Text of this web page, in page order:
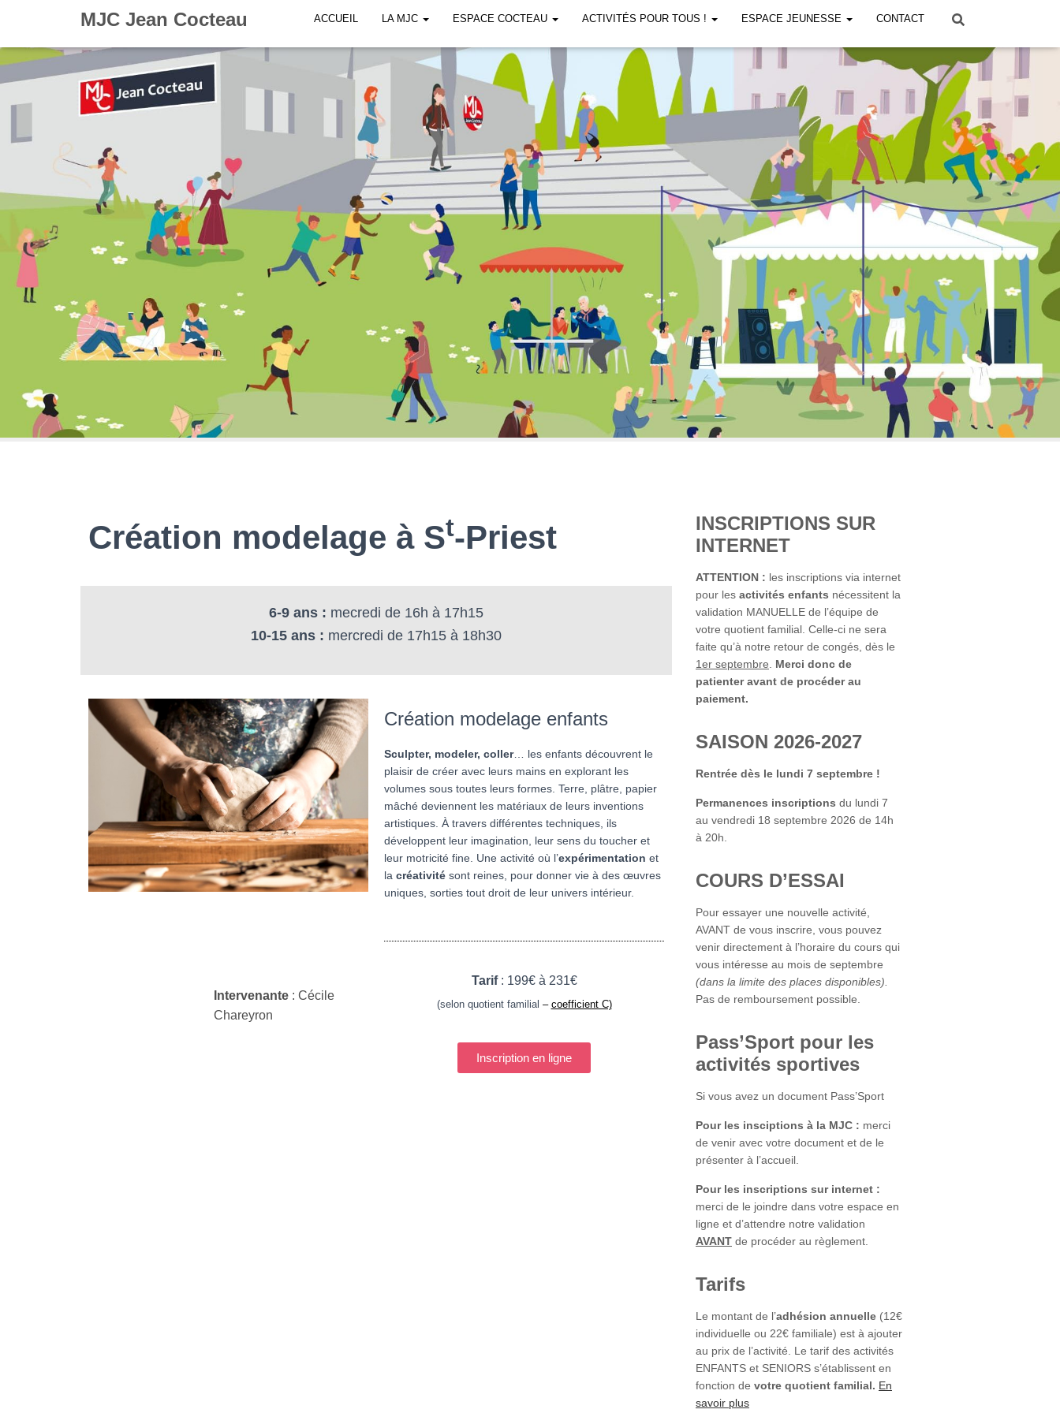
MJC Jean Cocteau ACCUEIL LA MJC ESPACE COCTEAU ACTIVITÉS POUR TOUS ! ESPACE JEUNESSE CONTACT
Création modelage à St-Priest
6-9 ans : mecredi de 16h à 17h15
10-15 ans : mercredi de 17h15 à 18h30
Création modelage enfants
Sculpter, modeler, coller… les enfants découvrent le
plaisir de créer avec leurs mains en explorant les
volumes sous toutes leurs formes. Terre, plâtre, papier
mâché deviennent les matériaux de leurs inventions
artistiques. À travers différentes techniques, ils
développent leur imagination, leur sens du toucher et
leur motricité fine. Une activité où l’expérimentation et
la créativité sont reines, pour donner vie à des œuvres
uniques, sorties tout droit de leur univers intérieur.
Intervenante: Cécile
Chareyron
Tarif: 199€ à 231€
(selon quotient familial – coefficient C)
Inscription en ligne
INSCRIPTIONS SUR
INTERNET
ATTENTION : les inscriptions via internet
pour les activités enfants nécessitent la
validation MANUELLE de l’équipe de
votre quotient familial. Celle-ci ne sera
faite qu’à notre retour de congés, dès le
1er septembre
Merci donc de
patienter avant de procéder au
paiement.
SAISON 2026-2027
Rentrée dès le lundi 7 septembre !
Permanences inscriptions du lundi 7
au vendredi 18 septembre 2026 de 14h
à 20h.
COURS D’ESSAI
Pour essayer une nouvelle activité,
AVANT de vous inscrire, vous pouvez
venir directement à l’horaire du cours qui
vous intéresse au mois de septembre
(dans la limite des places disponibles).
Pas de remboursement possible.
Pass’Sport pour les
activités sportives
Si vous avez un document Pass’Sport
Pour les insciptions à la MJC : merci
de venir avec votre document et de le
présenter à l’accueil.
Pour les inscriptions sur internet :
merci de le joindre dans votre espace en
ligne et d’attendre notre validation
AVANT de procéder au règlement.
Tarifs
Le montant de l’adhésion annuelle (12€
individuelle ou 22€ familiale) est à ajouter
au prix de l’activité. Le tarif des activités
ENFANTS et SENIORS s’établissent en
fonction de votre quotient familial. En
savoir plus